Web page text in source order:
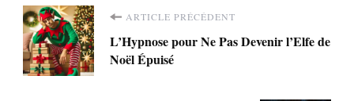
Navigation
d'article
ARTICLE PRÉCÉDENT
L’Hypnose pour Ne Pas Devenir l’Elfe de
Noël Épuisé